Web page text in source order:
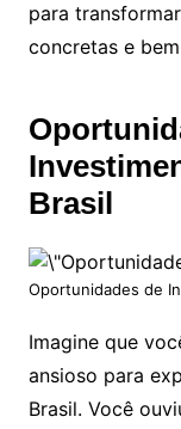
para
concretas e
Brasil
Oportunidades de
Imagine que
ansioso para
Brasil. Você